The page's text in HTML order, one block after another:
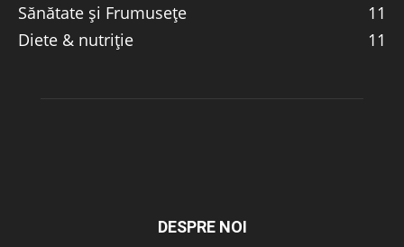
Sănătate și Frumusețe
11
Diete & nutriție
11
DESPRE NOI